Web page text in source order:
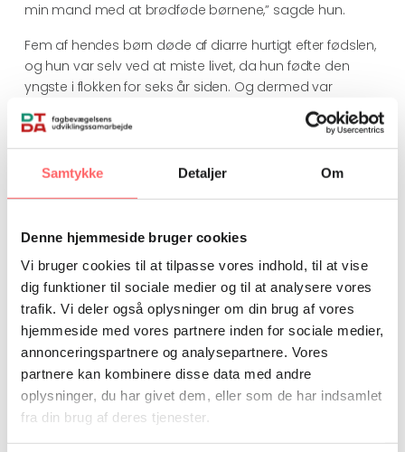
Samtykke Detaljer Om
Denne hjemmeside bruger cookies
Vi bruger cookies til at tilpasse vores indhold, til at vise
dig funktioner til sociale medier og til at analysere vores
trafik. Vi deler også oplysninger om din brug af vores
hjemmeside med vores partnere inden for sociale medier,
annonceringspartnere og analysepartnere. Vores
partnere kan kombinere disse data med andre
oplysninger, du har givet dem, eller som de har indsamlet
fra din brug af deres tjenester.
min mand med at brødføde børnene,” sagde hun.
Fem af hendes børn døde af diarre hurtigt efter fødslen,
og hun var selv ved at miste livet, da hun fødte den
yngste i flokken for seks år siden. Og dermed var
Rosalie Cabenan tæt på at blive endnu et tal i en
voldsomt negativ statistik.
Tusinder af gravide dør
Hver eneste dag dør 11 kvinder i Filippinerne nemlig af
befolkningsfond. Og tallet stiger.
Det vurderes, at der er 3,4 millioner graviditeter i
Filippinerne hver år. Halvdelen er uplanlagte, og en
tredjedel ender i uhygiejniske og livstruende aborter.
Abort er fortsat ulovligt i landet, hvor op mod 70 procent
af befolkningen indtil nu har undladt at bruge
prævention.
“Forhåbentlig kan den nye lov også nedbringe det store